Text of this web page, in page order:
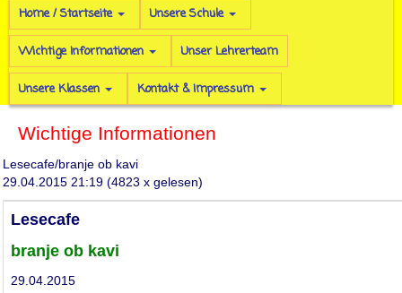
Home / Startseite Unsere Schule
Wichtige Informationen Unser Lehrerteam
Unsere Klassen Kontakt & Impressum
Wichtige Informationen
Lesecafe/branje ob kavi
29.04.2015 21:19 (4823 x gelesen)
Lesecafe
branje ob kavi
29.04.2015